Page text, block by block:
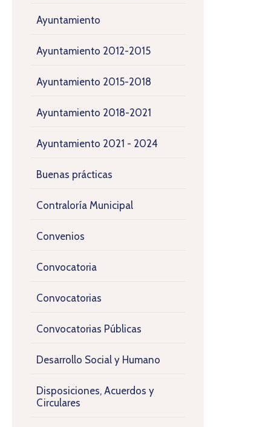
Ayuntamiento
Ayuntamiento 2012-2015
Ayuntamiento 2015-2018
Ayuntamiento 2018-2021
Ayuntamiento 2021 - 2024
Buenas prácticas
Contraloría Municipal
Convenios
Convocatoria
Convocatorias
Convocatorias Públicas
Desarrollo Social y Humano
Disposiciones, Acuerdos y
Circulares